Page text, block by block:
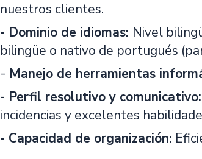
nuestros clientes.
- Dominio de idiomas: Nivel
bilingüe o nativo de portugués
- Manejo de herramientas
- Perfil resolutivo y comunicativo:
incidencias y excelentes
- Capacidad de organización: